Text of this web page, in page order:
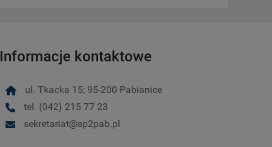
Informacje kontaktowe
ul. Tkacka 15; 95-200 Pabianice
tel. (042) 215 77 23
sekretariat@sp2pab.pl